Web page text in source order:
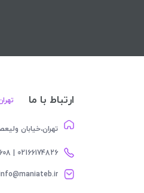
ارتباط با ما
تهران،خیابان
02166174826 | 09126668608